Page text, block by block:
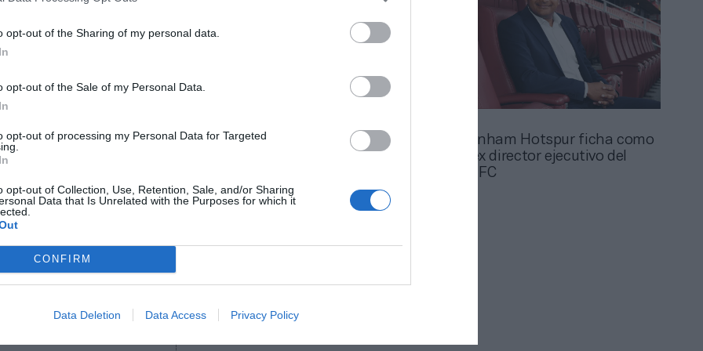
opt-out of the Sharing of my personal data.
opt-out of the Sale of my Personal Data.
opt-out of processing my Personal Data for Targeted
opt-out of Collection, Use, Retention, Sale, and/or Sharing
Data that Is Unrelated with the Purposes for which it
CONFIRM
Data Deletion Data Access Privacy Policy
del Tottenham Hotspur
100 millones de
ejecutiva del Tottenham tras 25
El Tottenham Hotspur ficha como
CEO al ex director ejecutivo del
Arsenal FC